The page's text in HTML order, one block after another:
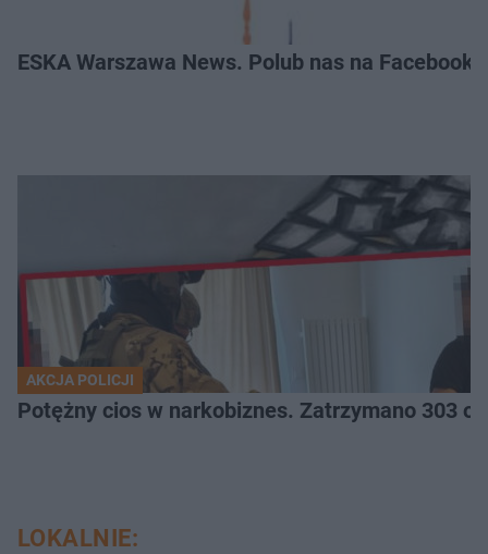
ESKA Warszawa News. Polub nas na
AKCJA POLICJI
Potężny cios
LOKALNIE: